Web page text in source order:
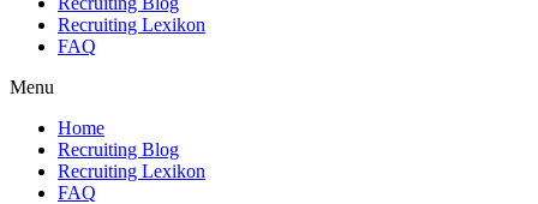
Recruiting Lexikon
FAQ
Menu
Home
Recruiting Blog
Recruiting Lexikon
FAQ